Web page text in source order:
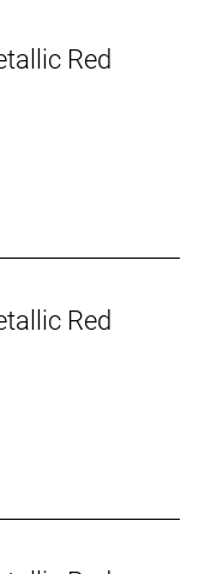
Center Lock
Center Lock
Tubeless-
Compound,
Red
Red